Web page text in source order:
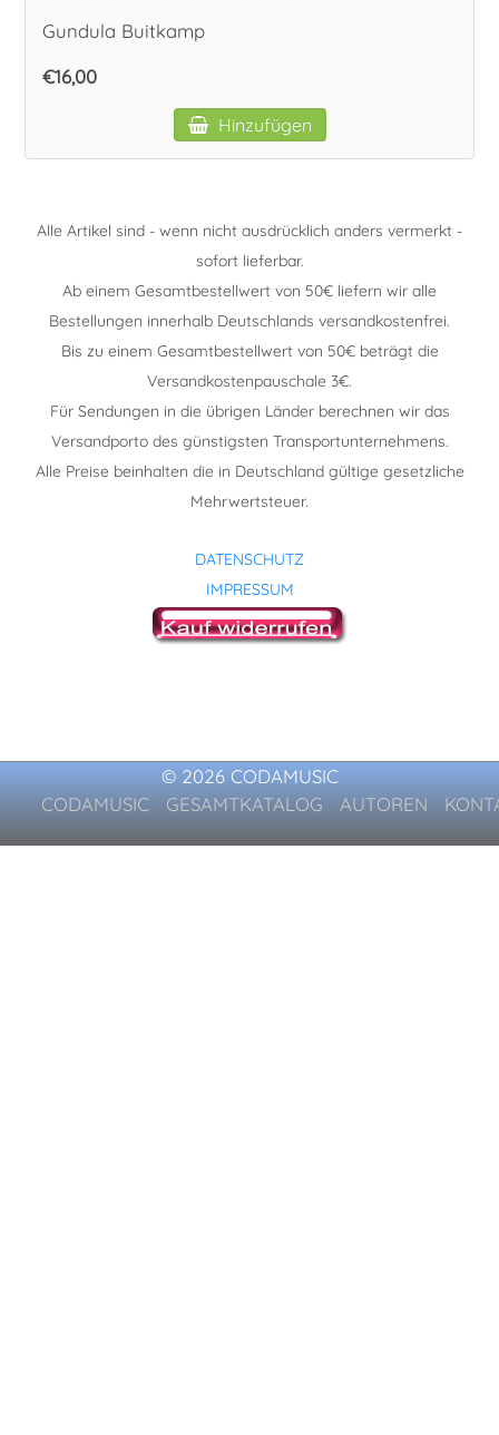
Gundula Buitkamp
€16,00
Hinzufügen
Alle Artikel sind - wenn nicht ausdrücklich anders vermerkt -
sofort lieferbar.
Ab einem Gesamtbestellwert von 50€ liefern wir alle
Bestellungen innerhalb Deutschlands versandkostenfrei.
Bis zu einem Gesamtbestellwert von 50€ beträgt die
Versandkostenpauschale 3€.
Für Sendungen in die übrigen Länder berechnen wir das
Versandporto des günstigsten Transportunternehmens.
Alle Preise beinhalten die in Deutschland gültige gesetzliche
Mehrwertsteuer.
DATENSCHUTZ
IMPRESSUM
© 2026 CODAMUSIC
CODAMUSIC
GESAMTKATALOG AUTOREN